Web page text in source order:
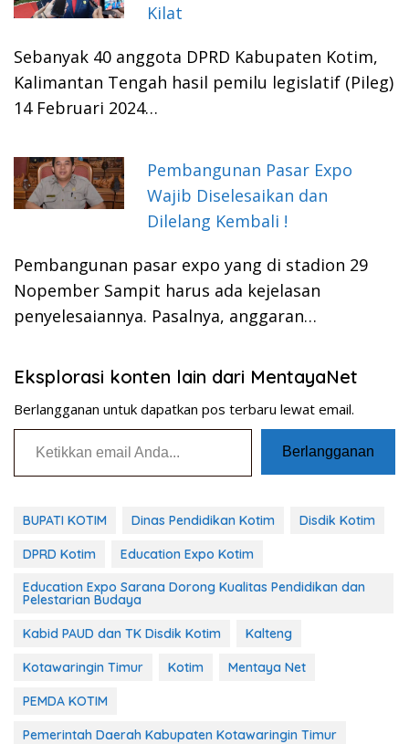
Kilat
Sebanyak 40 anggota DPRD Kabupaten Kotim,
Kalimantan Tengah hasil pemilu legislatif (Pileg)
14 Februari 2024…
Pembangunan Pasar Expo
Wajib Diselesaikan dan
Dilelang Kembali !
Pembangunan pasar expo yang di stadion 29
Nopember Sampit harus ada kejelasan
penyelesaiannya. Pasalnya, anggaran…
Eksplorasi konten lain dari MentayaNet
Berlangganan untuk dapatkan pos terbaru lewat email.
Ketikkan email Anda...
Berlangganan
BUPATI KOTIM Dinas Pendidikan Kotim Disdik Kotim
DPRD Kotim
Education Expo Kotim
Education Expo Sarana Dorong Kualitas Pendidikan dan
Pelestarian Budaya
Kabid PAUD dan TK Disdik Kotim Kalteng
Kotawaringin Timur Kotim Mentaya Net
PEMDA KOTIM
Pemerintah Daerah Kabupaten Kotawaringin Timur